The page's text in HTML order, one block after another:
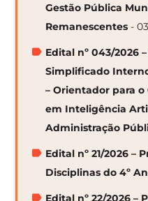
Gestão Pública
Remanescentes -
Edital nº 043/2026
Simplificado
– Orientador para o
em Inteligência
Administração
Edital nº 21/2026 –
Disciplinas do 4º
Edital nº 22/2026 –